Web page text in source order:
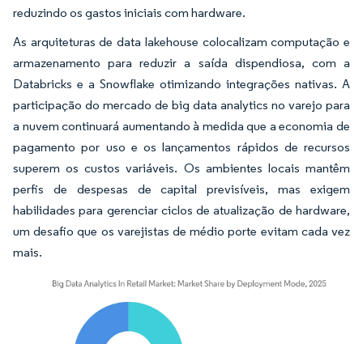
reduzindo os gastos iniciais com hardware.
As arquiteturas de data lakehouse colocalizam computação e
armazenamento para reduzir a saída dispendiosa, com a
Databricks e a Snowflake otimizando integrações nativas. A
participação do mercado de big data analytics no varejo para
a nuvem continuará aumentando à medida que a economia de
pagamento por uso e os lançamentos rápidos de recursos
superem os custos variáveis. Os ambientes locais mantêm
perfis de despesas de capital previsíveis, mas exigem
habilidades para gerenciar ciclos de atualização de hardware,
um desafio que os varejistas de médio porte evitam cada vez
mais.